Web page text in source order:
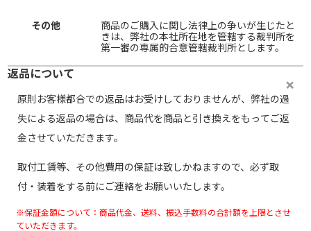
その他
商品のご購入に関し法律上の争いが生じたと
きは、弊社の本社所在地を管轄する裁判所を
第一審の専属的合意管轄裁判所とします。
返品について
原則お客様都合での返品はお受けしておりませんが、弊社の過
失による返品の場合は、商品代を商品と引き換えをもってご返
金させていただきます。
取付工賃等、その他費用の保証は致しかねますので、必ず取
付・装着をする前にご連絡をお願いいたします。
※保証金額について：商品代金、送料、振込手数料の合計額を上限とさせ
ていただきます。